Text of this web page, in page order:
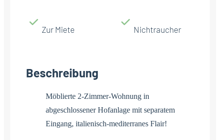
Zur Miete Nichtraucher
Beschreibung
Möblierte 2-Zimmer-Wohnung in
abgeschlossener Hofanlage mit separatem
Eingang, italienisch-mediterranes Flair!